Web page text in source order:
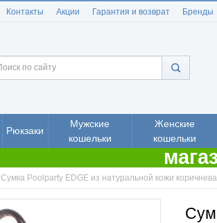
Контакты Акции Гарантия и возврат Бренды
Рюкзаки
Мужские
кошельки
Женские
кошельки
Сумка Poolparty EDGE из натуральной кожи